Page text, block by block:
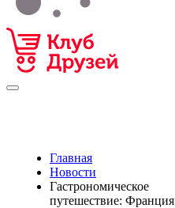
Главная
Новости
Гастрономическое
путешествие: Франция